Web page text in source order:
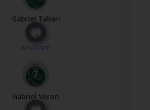
Gabriel Taliari
Nº
19
ATACANTE
Gabriel Veron
Nº